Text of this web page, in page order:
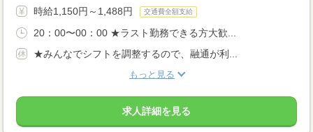
時給1,150円～1,488円 交通費全額支給
20：00〜00：00 ★ラスト勤務できる方大歓...
★みんなでシフトを調整するので、融通が利...
もっと見る
求人詳細を見る